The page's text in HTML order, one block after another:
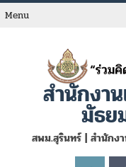
Skip
toMenu
สำนักงา
มัธย
สพม.สุรินทร์ | สำนักง